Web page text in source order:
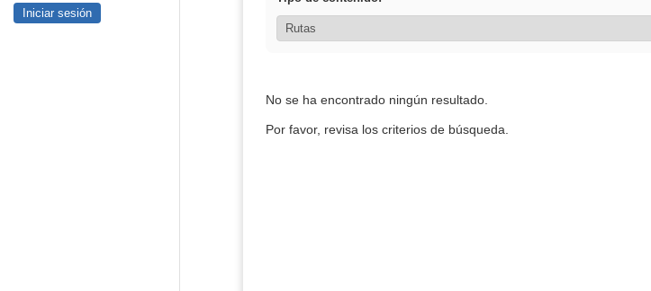
Iniciar sesión
No se ha encontrado ningún resultado.
Por favor, revisa los criterios de búsqueda.